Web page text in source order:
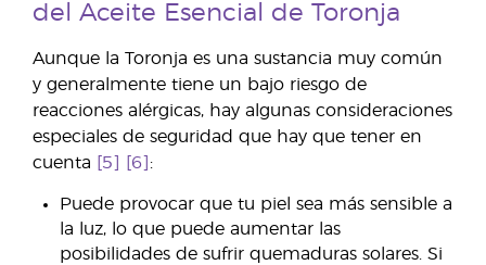
del Aceite Esencial de Toronja
Aunque la Toronja es una sustancia muy común
y generalmente tiene un bajo riesgo de
reacciones alérgicas, hay algunas consideraciones
especiales de seguridad que hay que tener en
cuenta
[5] [6] :
Puede provocar que tu piel sea más sensible a
la luz, lo que puede aumentar las
posibilidades de sufrir quemaduras solares. Si